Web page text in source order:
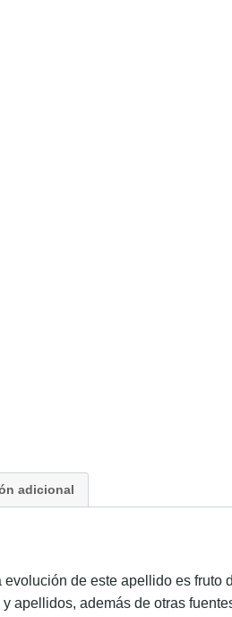
adicional
de este apellido es
apellidos, además de otras